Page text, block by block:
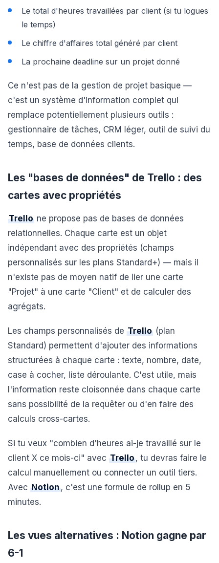
Le total d'heures travaillées par client (si tu logues
le temps)
Le chiffre d'affaires total généré par client
La prochaine deadline sur un projet donné
Ce n'est pas de la gestion de projet basique —
c'est un système d'information complet qui
remplace potentiellement plusieurs outils :
gestionnaire de tâches, CRM léger, outil de suivi du
temps, base de données clients.
Les "bases de données" de Trello : des
cartes avec propriétés
Trello ne propose pas de bases de données
relationnelles. Chaque carte est un objet
indépendant avec des propriétés (champs
personnalisés sur les plans Standard+) — mais il
n'existe pas de moyen natif de lier une carte
"Projet" à une carte "Client" et de calculer des
agrégats.
Les champs personnalisés de Trello (plan
Standard) permettent d'ajouter des informations
structurées à chaque carte : texte, nombre, date,
case à cocher, liste déroulante. C'est utile, mais
l'information reste cloisonnée dans chaque carte
sans possibilité de la requêter ou d'en faire des
calculs cross-cartes.
Si tu veux "combien d'heures ai-je travaillé sur le
client X ce mois-ci" avec Trello, tu devras faire le
calcul manuellement ou connecter un outil tiers.
Avec Notion, c'est une formule de rollup en 5
minutes.
Les vues alternatives : Notion gagne par
6-1